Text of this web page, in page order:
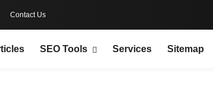
Contact Us
SEO Tools Services Sitemap